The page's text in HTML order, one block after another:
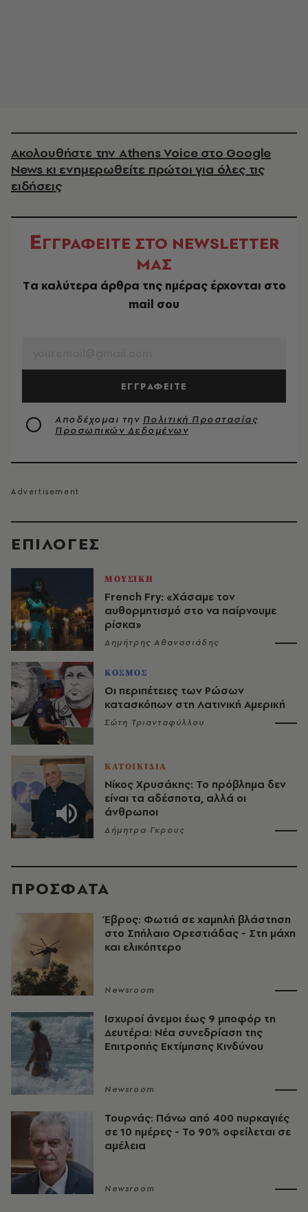
EΠΙΛΟΓΈΣ
ΜΟΥΣΙΚΗ
French Fry: «Χάσαμε τον
αυθορμητισμό στο να παίρνουμε
ρίσκα»
Δημήτρης Αθανασιάδης
ΚΟΣΜΟΣ
Οι περιπέτειες των Ρώσων
κατασκόπων στη Λατινική Αμερική
Σώτη Τριανταφύλλου
ΚΑΤΟΙΚΙΔΙΑ
Νίκος Χρυσάκης: Το πρόβλημα δεν
είναι τα αδέσποτα, αλλά οι
άνθρωποι
Δήμητρα Γκρους
Ακολουθήστε την Athens Voice στο Google
News κι ενημερωθείτε πρώτοι για όλες τις
ειδήσεις
ΕΓΓΡΑΦΕΙΤΕ ΣΤΟ NEWSLETTER
ΜΑΣ
Tα καλύτερα άρθρα της ημέρας έρχονται στο
mail σου
ΕΓΓΡΑΦΕΙΤΕ
Αποδέχομαι την Πολιτική Προστασίας
Προσωπικών Δεδομένων
ΠΡΟΣΦΑΤΑ
Έβρος: Φωτιά σε χαμηλή βλάστηση
στο Σπήλαιο Ορεστιάδας - Στη μάχη
και ελικόπτερο
Newsroom
Ισχυροί άνεμοι έως 9 μποφόρ τη
Δευτέρα: Νέα συνεδρίαση της
Επιτροπής Εκτίμησης Κινδύνου
Newsroom
Τουρνάς: Πάνω από 400 πυρκαγιές
σε 10 ημέρες - Το 90% οφείλεται σε
αμέλεια
Newsroom